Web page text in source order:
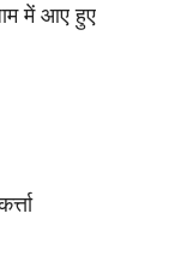
में आए हुए